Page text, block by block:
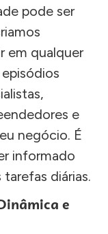
pode ser
em qualquer
e
negócio. É
informado
diárias.
e